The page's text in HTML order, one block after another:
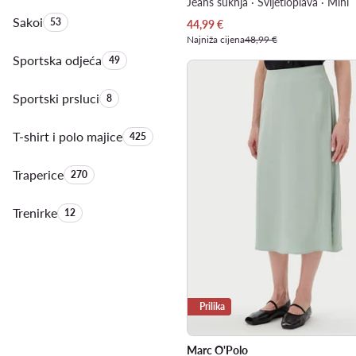
SakoiKoličina proizvoda:
53
Sportska odjećaKoličina proizvoda:
49
Sportski prsluciKoličina proizvoda:
8
T-shirt i polo majiceKoličina proizvoda:
425
TrapericeKoličina proizvoda:
270
TrenirkeKoličina proizvoda:
12
Trenutna cijena
44,99€
Najniža cijena48,99 €
Prilika
Marc O'Polo